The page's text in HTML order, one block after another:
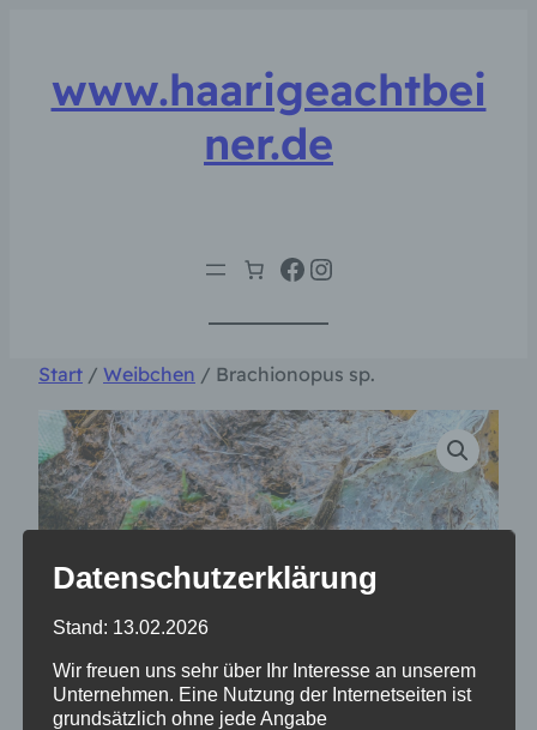
springenwww.haarigeachtbei
ner.de
Facebook
Instagram
Start / Weibchen / Brachionopus sp.
Datenschutzerklärung
Stand: 13.02.2026
Wir freuen uns sehr über Ihr Interesse an unserem
Unternehmen. Eine Nutzung der Internetseiten ist
grundsätzlich ohne jede Angabe